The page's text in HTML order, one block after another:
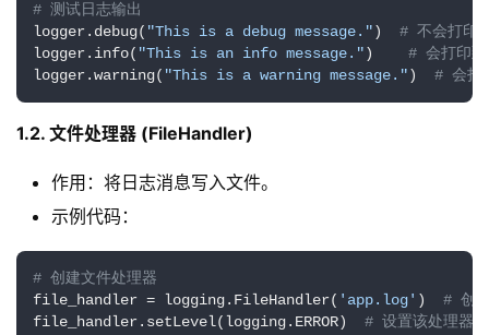
# 测试日志输出
logger.debug( "This is a debug message.") # 不会打印
logger.info( "This is an info message.") # 会打印到
logger.warning( "This is a warning message.") # 会打
1.2. 文件处理器 (FileHandler)
作用：将日志消息写入文件。
示例代码：
# 创建文件处理器
file_handler = logging.FileHandler( 'app.log' ) # 创
file_handler.setLevel(logging.ERROR) # 设置该处理器的